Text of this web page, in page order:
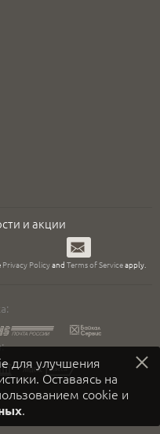
для улучшения
Оставаясь на
cookie и
.
и акции
Подписаться
Privacy Policyand Terms of Serviceapply.